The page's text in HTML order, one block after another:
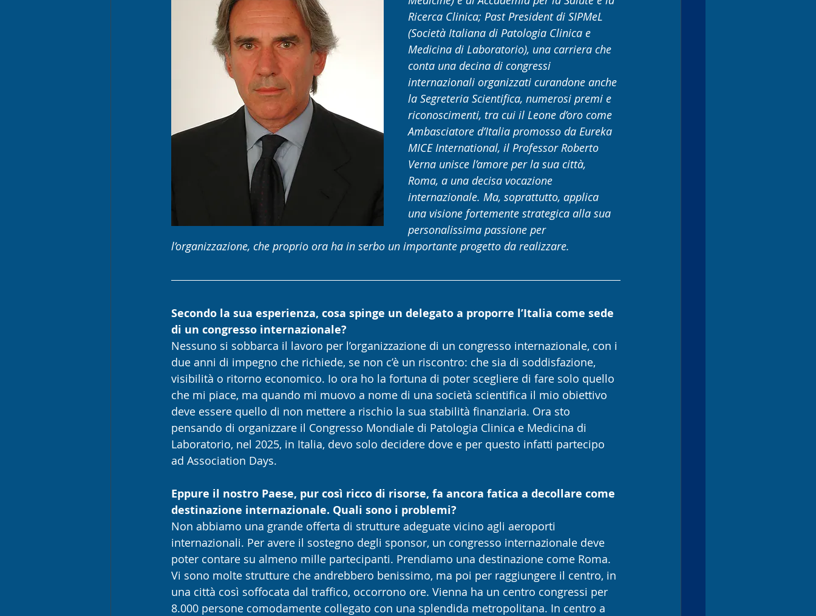
Ricerca Clinica; Past President di SIPMeL
(Società Italiana di Patologia Clinica e
Medicina di Laboratorio), una carriera che
conta una decina di congressi
internazionali organizzati curandone anche
la Segreteria Scientifica, numerosi premi e
riconoscimenti, tra cui il Leone d’oro come
Ambasciatore d’Italia promosso da Eureka
MICE International, il Professor Roberto
Verna unisce l’amore per la sua città,
Roma, a una decisa vocazione
internazionale. Ma, soprattutto, applica
una visione fortemente strategica alla sua
personalissima passione per
l’organizzazione, che proprio ora ha in serbo un importante progetto da realizzare.
Secondo la sua esperienza, cosa spinge un delegato a proporre l’Italia come sede
di un congresso internazionale?
Nessuno si sobbarca il lavoro per l’organizzazione di un congresso internazionale, con i
due anni di impegno che richiede, se non c’è un riscontro: che sia di soddisfazione,
visibilità o ritorno economico. Io ora ho la fortuna di poter scegliere di fare solo quello
che mi piace, ma quando mi muovo a nome di una società scientifica il mio obiettivo
deve essere quello di non mettere a rischio la sua stabilità finanziaria. Ora sto
pensando di organizzare il Congresso Mondiale di Patologia Clinica e Medicina di
Laboratorio, nel 2025, in Italia, devo solo decidere dove e per questo infatti partecipo
ad Association Days.
Eppure il nostro Paese, pur così ricco di risorse, fa ancora fatica a decollare come
destinazione internazionale. Quali sono i problemi?
Non abbiamo una grande offerta di strutture adeguate vicino agli aeroporti
internazionali. Per avere il sostegno degli sponsor, un congresso internazionale deve
poter contare su almeno mille partecipanti. Prendiamo una destinazione come Roma.
Vi sono molte strutture che andrebbero benissimo, ma poi per raggiungere il centro, in
una città così soffocata dal traffico, occorrono ore. Vienna ha un centro congressi per
8.000 persone comodamente collegato con una splendida metropolitana. In centro a